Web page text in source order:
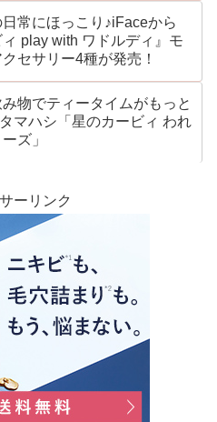
常にほっこり♪iFaceから
ィ play with ワドルディ』モ
セサリー4種が発売！
物でティータイムがもっと
マハシ「星のカービィ われ
ズ」
ーリンク